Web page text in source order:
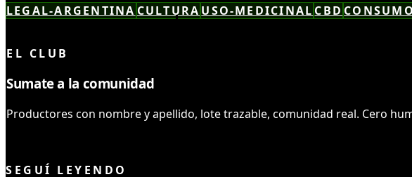
LEGAL-ARGENTINA CULTURA USO-MEDICINAL CBD CONSUMO
EL CLUB
Sumate a la comunidad
Productores con nombre y apellido, lote trazable, comunidad real. Cero
SEGUÍ LEYENDO